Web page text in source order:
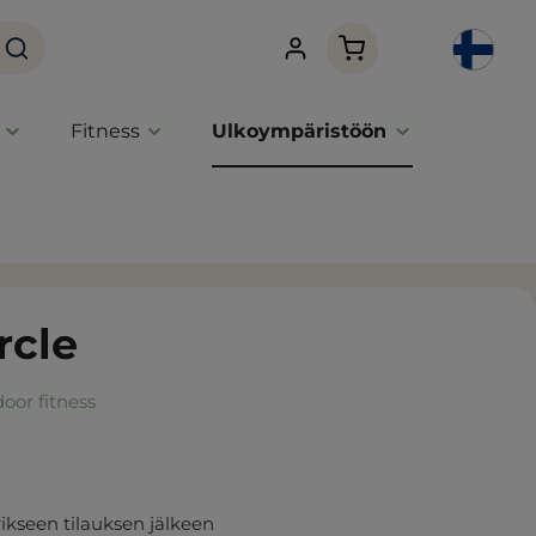
Ostoskori sisältää
Fitness Ulkoympäristöön
fitness
tilauksen jälkeen